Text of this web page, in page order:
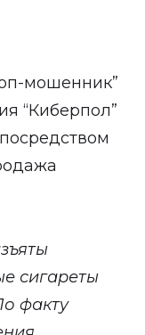
мошенник”
“Киберпол”
сигареты
факту